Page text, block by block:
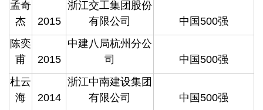
孟奇
杰
2015
浙江交工集团股份
有限公司
中国500强
陈奕
甫
2015
中建八局杭州分公
司
中国500强
杜云
海
2014
浙江中南建设集团
有限公司
中国500强